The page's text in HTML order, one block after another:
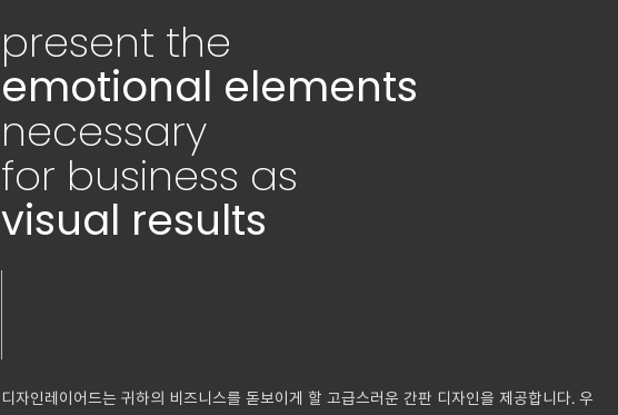
present the
emotional elements
necessary
for business as
visual results
디자인레이어드는 귀하의 비즈니스를 돋보이게 할 고급스러운 간판 디자인을 제공합니다. 우